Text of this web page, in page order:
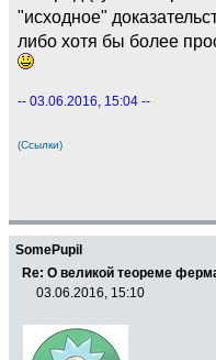
"исходное"
либо хотя бы более
-- 03.06.2016, 15:04 --
(Ссылки)
SomePupil
Re: О великой теореме
03.06.2016, 15:10